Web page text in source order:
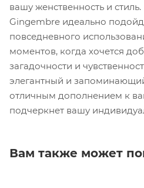
вашу женственность и
Gingembre идеально
повседневного
моментов, когда хочется
загадочности и
элегантный и
отличным дополнением к
подчеркнет вашу
Вам также может